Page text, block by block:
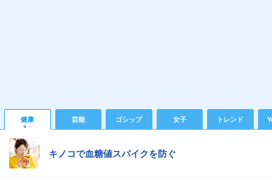
健康 芸能 ゴシップ 女子 トレンド
キノコで血糖値スパイクを防ぐ